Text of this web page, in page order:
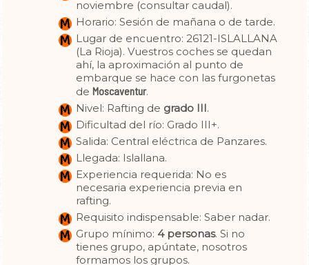
noviembre (consultar caudal).
Horario: Sesión de mañana o de tarde.
Lugar de encuentro: 26121-ISLALLANA
(La Rioja). Vuestros coches se quedan
ahí, la aproximación al punto de
embarque se hace con las furgonetas
de Moscaventur.
Nivel: Rafting de grado III.
Dificultad del río: Grado III+.
Salida: Central eléctrica de Panzares.
Llegada: Islallana.
Experiencia requerida: No es
necesaria experiencia previa en
rafting.
Requisito indispensable: Saber nadar.
Grupo mínimo: 4 personas. Si no
tienes grupo, apúntate, nosotros
formamos los grupos.